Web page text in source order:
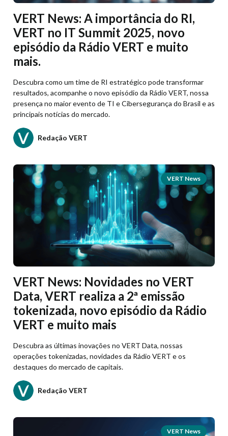
VERT News: A importância do RI,
VERT no IT Summit 2025, novo
episódio da Rádio VERT e muito
mais.
Descubra como um time de RI estratégico pode transformar
resultados, acompanhe o novo episódio da Rádio VERT, nossa
presença no maior evento de TI e Cibersegurança do Brasil e as
principais notícias do mercado.
Redação VERT
VERT News
VERT News: Novidades no VERT
Data, VERT realiza a 2ª emissão
tokenizada, novo episódio da Rádio
VERT e muito mais
Descubra as últimas inovações no VERT Data, nossas
operações tokenizadas, novidades da Rádio VERT e os
destaques do mercado de capitais.
Redação VERT
VERT News